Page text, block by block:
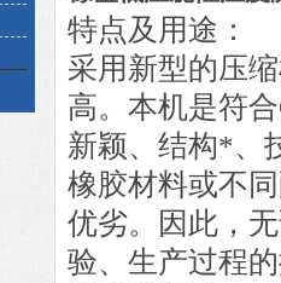
特点及用途：
采用新型的压
高。本机是符
新颖、结构*、
橡胶材料或不
优劣。因此，
验、生产过程